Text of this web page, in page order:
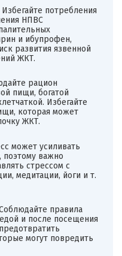
потребления
НПВС
и ибупрофен,
развития язвенной
ЖКТ.
рацион
пищи, богатой
Избегайте
которая может
ЖКТ.
может усиливать
поэтому важно
стрессом с
медитации, йоги и т.
правила
и после посещения
могут повредить